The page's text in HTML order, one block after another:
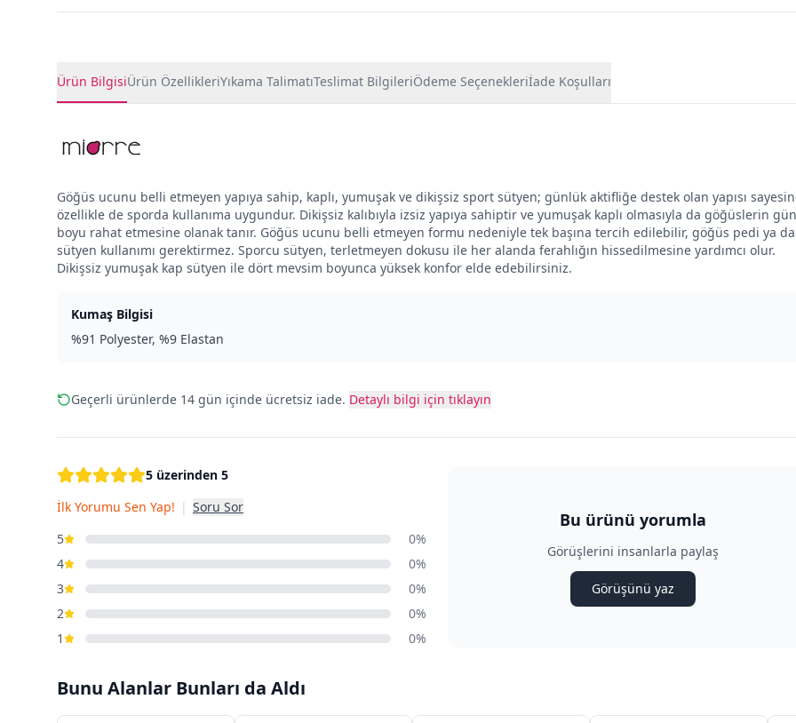
Ürün BilgisiÜrün ÖzellikleriYıkama TalimatıTeslimat BilgileriÖdeme Seçenekleriİade Koşulları
Göğüs ucunu belli etmeyen yapıya sahip, kaplı, yumuşak ve dikişsiz sport sütyen; günlük aktifliğe destek olan yapısı
özellikle de sporda kullanıma uygundur. Dikişsiz kalıbıyla izsiz yapıya sahiptir ve yumuşak kaplı olmasıyla da göğüslerin gün
boyu rahat etmesine olanak tanır. Göğüs ucunu belli etmeyen formu nedeniyle tek başına tercih edilebilir, göğüs pedi ya da
sütyen kullanımı gerektirmez. Sporcu sütyen, terletmeyen dokusu ile her alanda ferahlığın hissedilmesine yardımcı olur.
Dikişsiz yumuşak kap sütyen ile dört mevsim boyunca yüksek konfor elde edebilirsiniz.
Kumaş Bilgisi
%91 Polyester, %9 Elastan
Geçerli ürünlerde 14 gün içinde ücretsiz iade. Detaylı bilgi için tıklayın
5 üzerinden 5
İlk Yorumu Sen Yap! | Soru Sor
5
0%
4
0%
3
0%
2
0%
1
0%
Bu ürünü yorumla
Görüşlerini insanlarla paylaş
Görüşünü yaz
Bunu Alanlar Bunları da Aldı